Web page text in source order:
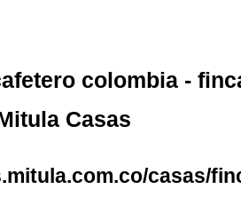
colombia -
Casas
casas/